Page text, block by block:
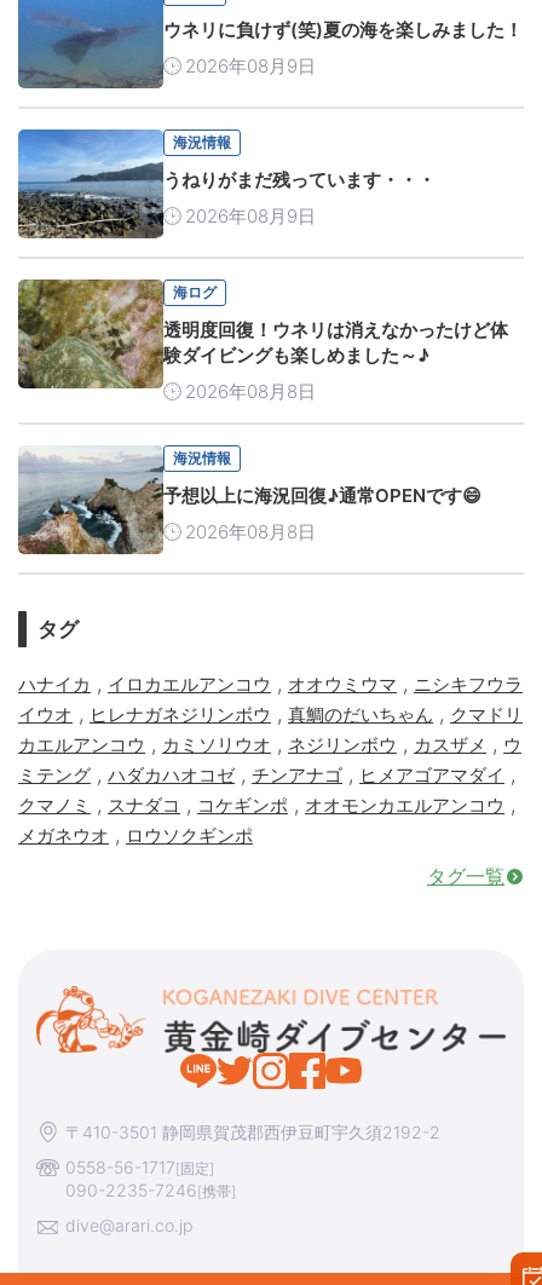
ウネリに負けず(笑)夏の海を楽しみました！
2026年08月9日
海況情報
うねりがまだ残っています・・・
2026年08月9日
海ログ
透明度回復！ウネリは消えなかったけど体
験ダイビングも楽しめました～♪
2026年08月8日
海況情報
予想以上に海況回復♪通常OPENです😄
2026年08月8日
タグ
ハナイカ , イロカエルアンコウ , オオウミウマ , ニシキフウラ
イウオ , ヒレナガネジリンボウ , 真鯛のだいちゃん , クマドリ
カエルアンコウ , カミソリウオ , ネジリンボウ , カスザメ , ウ
ミテング , ハダカハオコゼ, チンアナゴ , ヒメアゴアマダイ ,
クマノミ , スナダコ , コケギンポ , オオモンカエルアンコウ ,
メガネウオ , ロウソクギンポ
タグ一覧
〒410-3501 静岡県賀茂郡西伊豆町宇久須2192-2
0558-56-1717[固定]
090-2235-7246[携帯]
dive@arari.co.jp